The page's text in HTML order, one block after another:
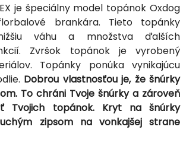
je špeciálny model topánok Oxdog
brankára. Tieto topánky
váhu a množstva ďalších
Zvršok topánok je vyrobený
Topánky ponúka vynikajúcu
Dobrou vlastnosťou je, že šnúrky
To chráni Tvoje šnúrky a zároveň
Tvojich topánok. Kryt na šnúrky
zipsom na vonkajšej strane